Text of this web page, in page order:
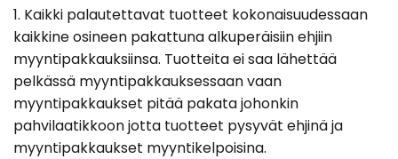
1. Kaikki palautettavat tuotteet kokonaisuudessaan
kaikkine osineen pakattuna alkuperäisiin ehjiin
myyntipakkauksiinsa. Tuotteita ei saa lähettää
pelkässä myyntipakkauksessaan vaan
myyntipakkaukset pitää pakata johonkin
pahvilaatikkoon jotta tuotteet pysyvät ehjinä ja
myyntipakkaukset myyntikelpoisina.